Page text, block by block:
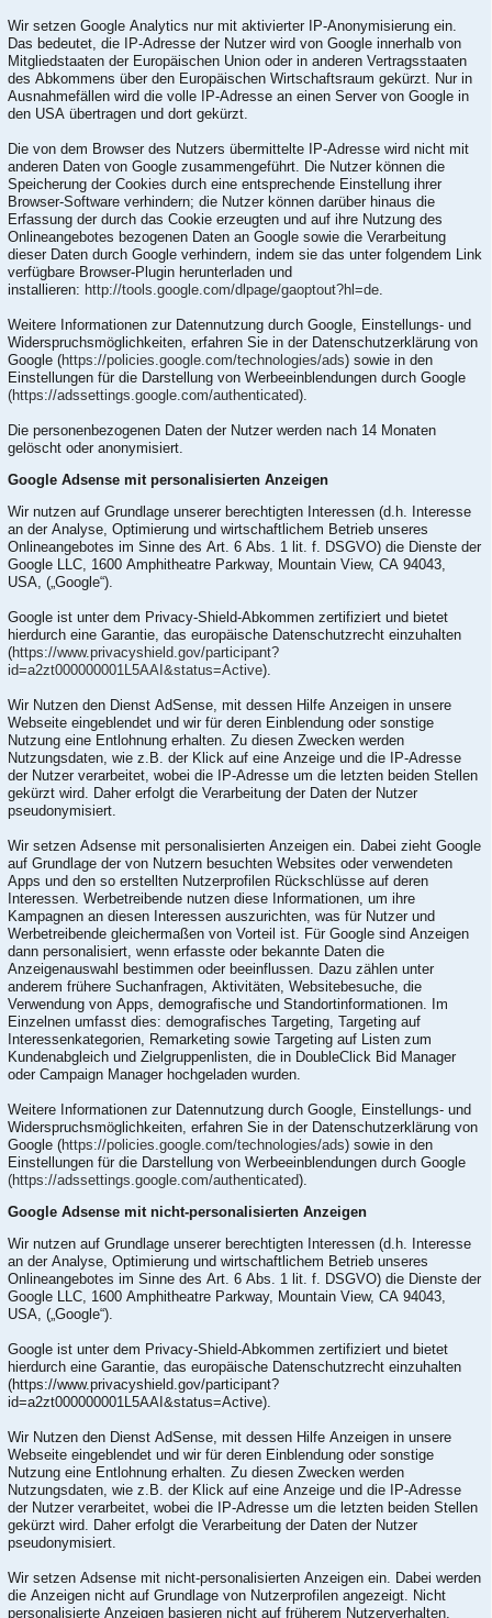
Wir setzen Google Analytics nur mit aktivierter IP-Anonymisierung ein.
Das bedeutet, die IP-Adresse der Nutzer wird von Google innerhalb von
Mitgliedstaaten der Europäischen Union oder in anderen Vertragsstaaten
des Abkommens über den Europäischen Wirtschaftsraum gekürzt. Nur in
Ausnahmefällen wird die volle IP-Adresse an einen Server von Google in
den USA übertragen und dort gekürzt.
Die von dem Browser des Nutzers übermittelte IP-Adresse wird nicht mit
anderen Daten von Google zusammengeführt. Die Nutzer können die
Speicherung der Cookies durch eine entsprechende Einstellung ihrer
Browser-Software verhindern; die Nutzer können darüber hinaus die
Erfassung der durch das Cookie erzeugten und auf ihre Nutzung des
Onlineangebotes bezogenen Daten an Google sowie die Verarbeitung
dieser Daten durch Google verhindern, indem sie das unter folgendem Link
verfügbare Browser-Plugin herunterladen und
installieren: http://tools.google.com/dlpage/gaoptout?hl=de
Weitere Informationen zur Datennutzung durch Google, Einstellungs- und
Widerspruchsmöglichkeiten, erfahren Sie in der Datenschutzerklärung von
Google (https://policies.google.com/technologies/ads) sowie in den
Einstellungen für die Darstellung von Werbeeinblendungen durch Google
(https://adssettings.google.com/authenticated).
Die personenbezogenen Daten der Nutzer werden nach 14 Monaten
gelöscht oder anonymisiert.
Google Adsense mit personalisierten Anzeigen
Wir nutzen auf Grundlage unserer berechtigten Interessen (d.h. Interesse
an der Analyse, Optimierung und wirtschaftlichem Betrieb unseres
Onlineangebotes im Sinne des Art. 6 Abs. 1 lit. f. DSGVO) die Dienste der
Google LLC, 1600 Amphitheatre Parkway, Mountain View, CA 94043,
USA, („Google“).
Google ist unter dem Privacy-Shield-Abkommen zertifiziert und bietet
hierdurch eine Garantie, das europäische Datenschutzrecht einzuhalten
(https://www.privacyshield.gov/participant?
id=a2zt000000001L5AAI&status=Active).
Wir Nutzen den Dienst AdSense, mit dessen Hilfe Anzeigen in unsere
Webseite eingeblendet und wir für deren Einblendung oder sonstige
Nutzung eine Entlohnung erhalten. Zu diesen Zwecken werden
Nutzungsdaten, wie z.B. der Klick auf eine Anzeige und die IP-Adresse
der Nutzer verarbeitet, wobei die IP-Adresse um die letzten beiden Stellen
gekürzt wird. Daher erfolgt die Verarbeitung der Daten der Nutzer
pseudonymisiert.
Wir setzen Adsense mit personalisierten Anzeigen ein. Dabei zieht Google
auf Grundlage der von Nutzern besuchten Websites oder verwendeten
Apps und den so erstellten Nutzerprofilen Rückschlüsse auf deren
Interessen. Werbetreibende nutzen diese Informationen, um ihre
Kampagnen an diesen Interessen auszurichten, was für Nutzer und
Werbetreibende gleichermaßen von Vorteil ist. Für Google sind Anzeigen
dann personalisiert, wenn erfasste oder bekannte Daten die
Anzeigenauswahl bestimmen oder beeinflussen. Dazu zählen unter
anderem frühere Suchanfragen, Aktivitäten, Websitebesuche, die
Verwendung von Apps, demografische und Standortinformationen. Im
Einzelnen umfasst dies: demografisches Targeting, Targeting auf
Interessenkategorien, Remarketing sowie Targeting auf Listen zum
Kundenabgleich und Zielgruppenlisten, die in DoubleClick Bid Manager
oder Campaign Manager hochgeladen wurden.
Weitere Informationen zur Datennutzung durch Google, Einstellungs- und
Widerspruchsmöglichkeiten, erfahren Sie in der Datenschutzerklärung von
Google (https://policies.google.com/technologies/ads) sowie in den
Einstellungen für die Darstellung von Werbeeinblendungen durch Google
(https://adssettings.google.com/authenticated).
Google Adsense mit nicht-personalisierten Anzeigen
Wir nutzen auf Grundlage unserer berechtigten Interessen (d.h. Interesse
an der Analyse, Optimierung und wirtschaftlichem Betrieb unseres
Onlineangebotes im Sinne des Art. 6 Abs. 1 lit. f. DSGVO) die Dienste der
Google LLC, 1600 Amphitheatre Parkway, Mountain View, CA 94043,
USA, („Google“).
Google ist unter dem Privacy-Shield-Abkommen zertifiziert und bietet
hierdurch eine Garantie, das europäische Datenschutzrecht einzuhalten
(https://www.privacyshield.gov/participant?
id=a2zt000000001L5AAI&status=Active).
Wir Nutzen den Dienst AdSense, mit dessen Hilfe Anzeigen in unsere
Webseite eingeblendet und wir für deren Einblendung oder sonstige
Nutzung eine Entlohnung erhalten. Zu diesen Zwecken werden
Nutzungsdaten, wie z.B. der Klick auf eine Anzeige und die IP-Adresse
der Nutzer verarbeitet, wobei die IP-Adresse um die letzten beiden Stellen
gekürzt wird. Daher erfolgt die Verarbeitung der Daten der Nutzer
pseudonymisiert.
Wir setzen Adsense mit nicht-personalisierten Anzeigen ein. Dabei werden
die Anzeigen nicht auf Grundlage von Nutzerprofilen angezeigt. Nicht
personalisierte Anzeigen basieren nicht auf früherem Nutzerverhalten.